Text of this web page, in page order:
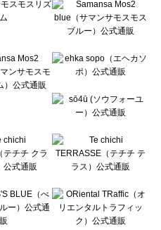
一覧
ート一覧
覧